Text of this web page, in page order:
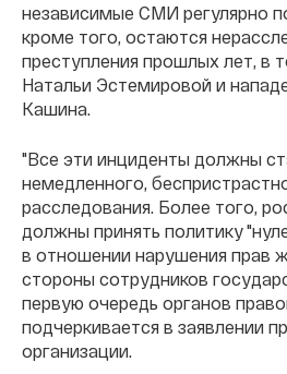
независимые СМИ регулярно
кроме того, остаются
преступления прошлых лет, в
Натальи Эстемировой и
Кашина.
"Все эти инциденты должны
немедленного,
расследования. Более того,
должны принять политику
в отношении нарушения прав
стороны сотрудников
первую очередь органов
подчеркивается в заявлении
организации.